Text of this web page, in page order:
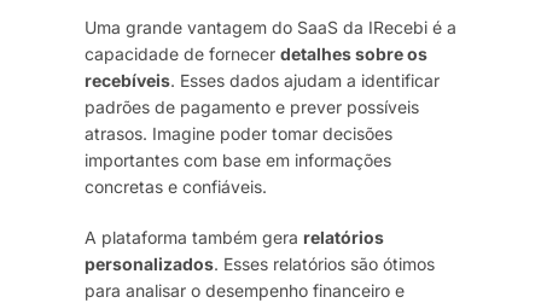
Uma grande vantagem do SaaS da IRecebi é a
capacidade de fornecer detalhes sobre os
recebíveis. Esses dados ajudam a identificar
padrões de pagamento e prever possíveis
atrasos. Imagine poder tomar decisões
importantes com base em informações
concretas e confiáveis.
A plataforma também gera relatórios
personalizados. Esses relatórios são ótimos
para analisar o desempenho financeiro e